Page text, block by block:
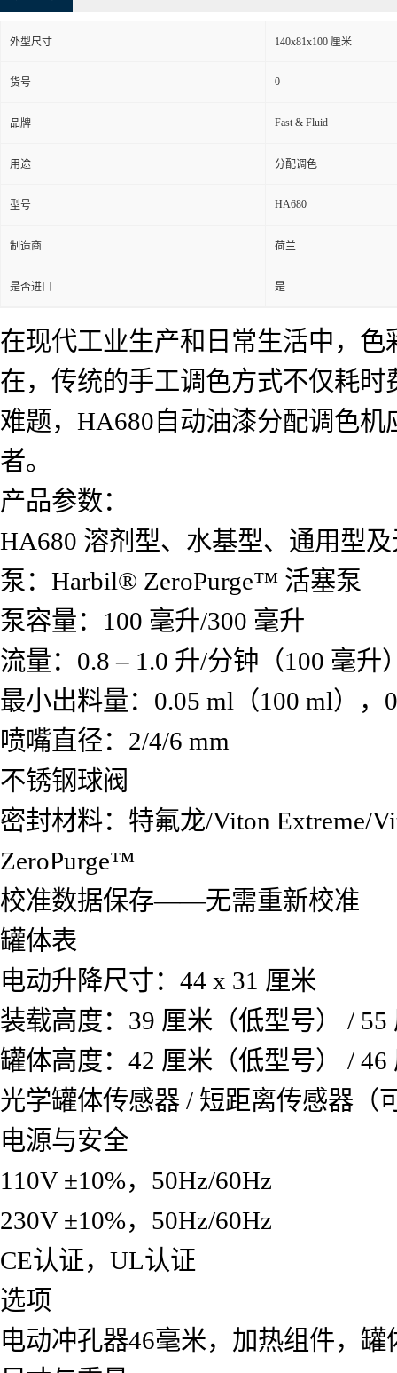
外型尺寸 140x81x100 厘米
货号 0
品牌 Fast & Fluid
用途 分配调色
型号 HA680
制造商 荷兰
是否进口 是
在现代工业生产和日常生活中， 色
在， 传统的手工调色方式不仅耗
难题，HA680自动油漆分配调色
者。
产品参数：
HA680 溶剂型、水基型、通用型
泵：Harbil® ZeroPurge™ 活塞泵
泵容量：100 毫升/300 毫升
流量：0.8 – 1.0 升/分钟（100 毫升
最小出料量：0.05 ml（100 ml），
喷嘴直径：2/4/6 mm
不锈钢球阀
密封材料：特氟龙/Viton Extreme/
ZeroPurge™
校准数据保存——无需重新校准
罐体表
电动升降尺寸：44 x 31 厘米
装载高度：39 厘米（低型号） /
罐体高度：42 厘米（低型号） /
光学罐体传感器 / 短距离传感器（
电源与安全
110V ±10%，50Hz/60Hz
230V ±10%，50Hz/60Hz
CE认证，UL认证
选项
电动冲孔器46毫米，加热组件，